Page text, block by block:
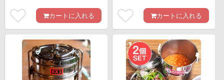
ズナブルなニワトリブラ
ンド
カートに入れる
約19.5cm】
カートに入れる